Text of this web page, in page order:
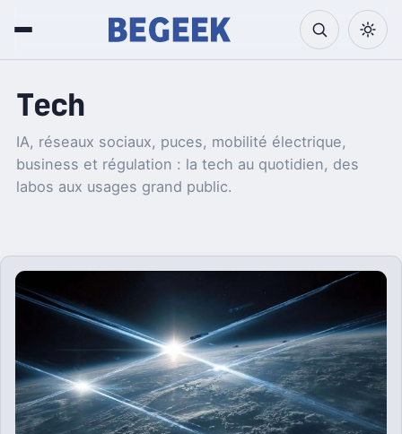
Tech
IA, réseaux sociaux, puces, mobilité électrique,
business et régulation : la tech au quotidien, des
labos aux usages grand public.